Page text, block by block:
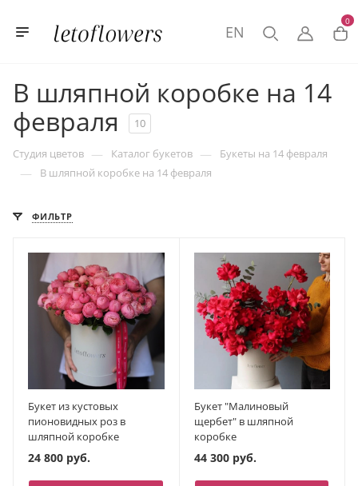
0
EN
В шляпной коробке на 14
февраля
10
Студия цветов — Каталог букетов — Букеты на 14 февраля
— В шляпной коробке на 14 февраля
ФИЛЬТР
Букет из кустовых
пионовидных роз в
шляпной коробке
24 800 руб.
Букет "Малиновый
щербет" в шляпной
коробке
44 300 руб.